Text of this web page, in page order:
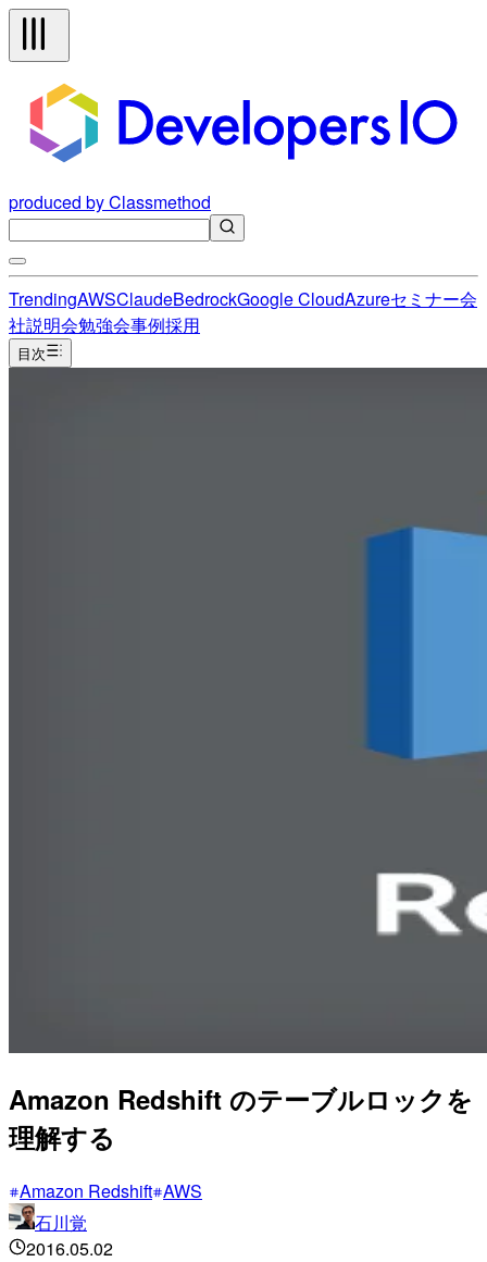
produced by Classmethod
TrendingAWSClaudeBedrockGoogle CloudAzureセミナー会
社説明会勉強会事例採用
目次
Amazon Redshift のテーブルロックを
理解する
Amazon Redshift AWS
石川覚
2016.05.02